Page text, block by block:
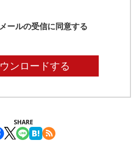
ールの受信に同意する
ンロードする
SHARE